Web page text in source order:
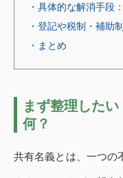
・具体的な解消手段
・登記や税制・補助
・まとめ
まず整理した
何？
共有名義とは、一つの